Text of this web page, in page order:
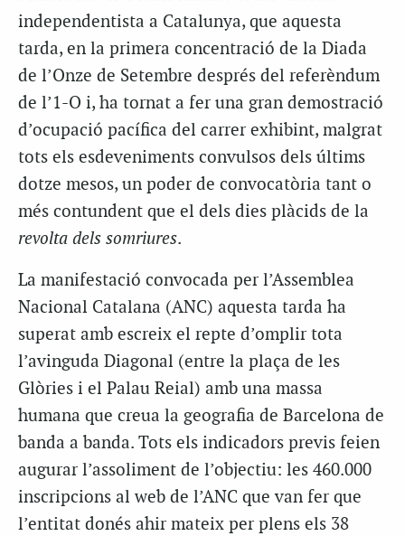
independentista a Catalunya, que aquesta
tarda, en la primera concentració de la Diada
de l’Onze de Setembre després del referèndum
de l’1-O i, ha tornat a fer una gran demostració
d’ocupació pacífica del carrer exhibint, malgrat
tots els esdeveniments convulsos dels últims
dotze mesos, un poder de convocatòria tant o
més contundent que el dels dies plàcids de la
revolta dels somriures.
La manifestació convocada per l’Assemblea
Nacional Catalana (ANC) aquesta tarda ha
superat amb escreix el repte d’omplir tota
l’avinguda Diagonal (entre la plaça de les
Glòries i el Palau Reial) amb una massa
humana que creua la geografia de Barcelona de
banda a banda. Tots els indicadors previs feien
augurar l’assoliment de l’objectiu: les 460.000
inscripcions al web de l’ANC que van fer que
l’entitat donés ahir mateix per plens els 38